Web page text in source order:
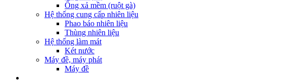
Ống xả mềm (ruột gà)
Hệ thống cung cấp nhiên liệu
Phao báo nhiên liệu
Thùng nhiên liệu
Hệ thống làm mát
Két nước
Máy đề, máy phát
Máy đề